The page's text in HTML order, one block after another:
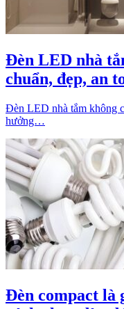
Đèn LED nhà
chuẩn, đẹp, an
Đèn LED nhà tắm không
hưởng…
Đèn compact là